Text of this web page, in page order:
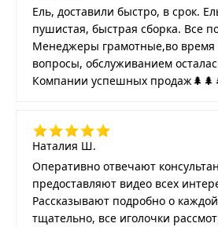
Ель, доставили быстро, в срок.
пушистая, быстрая сборка. Все
Менеджеры грамотные,во время
вопросы, обслуживанием
Компании успешных
Наталия Ш.
Оперативно отвечают
предоставляют видео всех
Рассказывают подробно о
тщательно, все иголочки